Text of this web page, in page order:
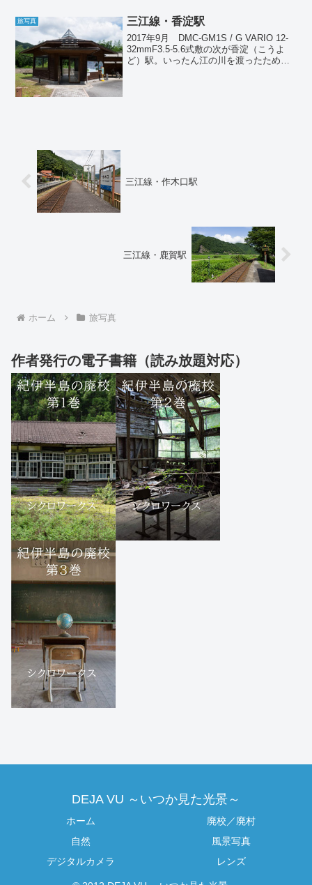
旅写真 三江線・香淀駅
2017年9月 DMC-GM1S / G VARIO 12-
32mmF3.5-5.6式敷の次が香淀（こうよ
ど）駅。いったん江の川を渡ったため、
三江線・作木口駅
三江線・鹿賀駅
ホーム 旅写真
作者発行の電子書籍（読み放題対応）
DEJA VU ～いつか見た光景～
ホーム
廃校／廃村
自然
風景写真
デジタルカメラ
レンズ